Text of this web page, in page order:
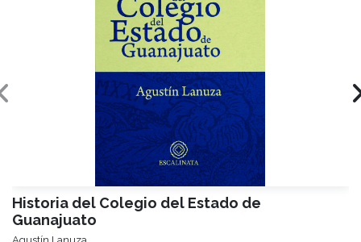
Historia del Colegio del Estado de
Guanajuato